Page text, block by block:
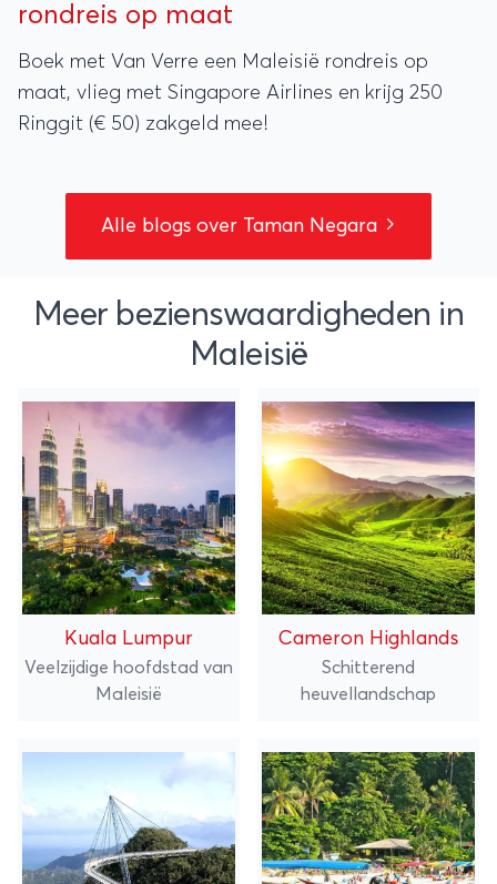
rondreis op maat
Boek met Van Verre een Maleisië rondreis op
maat, vlieg met Singapore Airlines en krijg 250
Ringgit (€ 50) zakgeld mee!
Alle blogs over Taman Negara
Meer bezienswaardigheden in
Maleisië
Kuala Lumpur
Veelzijdige hoofdstad van
Maleisië
Cameron Highlands
Schitterend
heuvellandschap